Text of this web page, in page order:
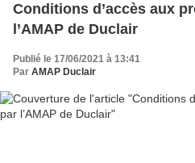
Conditions d’accès aux
l’AMAP de Duclair
Publié le 17/06/2021 à 13:41
Par AMAP Duclair